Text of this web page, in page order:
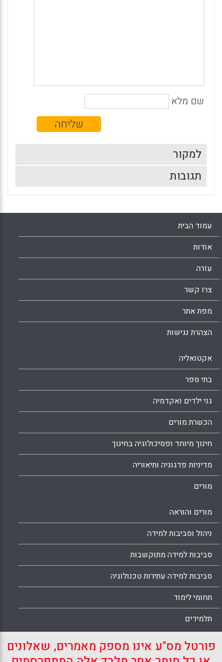
שם מלא
למקור
תגובות
עמוד הבית
אודות
עזרה
צרו קשר
מפת אתר
הצהרת נגישות
אקטואליה
בתי ספר
גני ילדים ואקדמיה
הכשרת מורים
חינוך מיוחד ופסיכולוגיה בחינוך
מדיניות פדגוגיה ותיאוריה
מורים
מורים והוראה
ניהול וסביבות למידה
סביבות למידה מתוקשבות
סביבות למידה עתירות טכנולוגיה
תחומי לימוד
תלמידים
פורטל מס"ע אינו מספק מאמרים, שאלונים